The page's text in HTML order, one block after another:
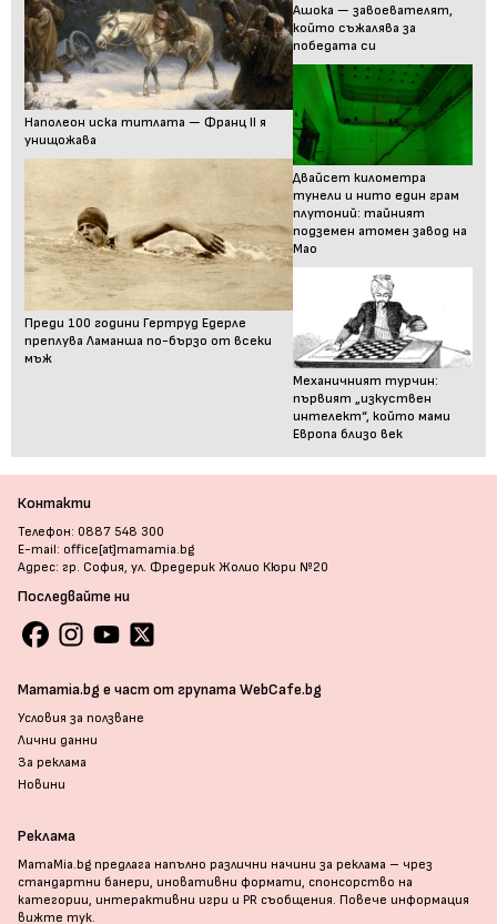
Наполеон иска титлата — Франц II я
унищожава
Преди 100 години Гертруд Едерле
преплува Ламанша по-бързо от всеки
мъж
Ашока — завоевателят,
който съжалява за
победата си
Двайсет километра
тунели и нито един грам
плутоний: тайният
подземен атомен завод на
Мао
Механичният турчин:
първият „изкуствен
интелект“, който мами
Европа близо век
Контакти
Телефон: 0887 548 300
E-mail: office[at]mamamia.bg
Адрес: гр. София, ул. Фредерик Жолио Кюри №20
Последвайте ни
Mamamia.bg е част от групата WebCafe.bg
Условия за ползване
Лични данни
За реклама
Новини
Реклама
MamaMia.bg предлага напълно различни начини за реклама – чрез
стандартни банери, иновативни формати, спонсорство на
категории, интерактивни игри и PR съобщения. Повече информация
вижте тук.